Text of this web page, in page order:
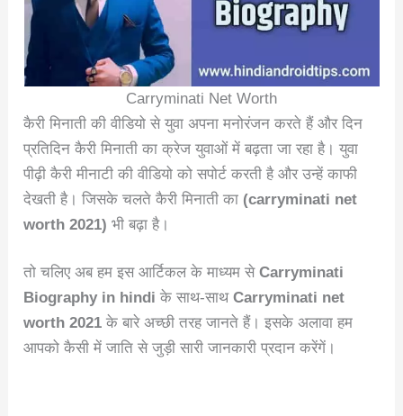
Carryminati Net Worth
कैरी मिनाती की वीडियो से युवा अपना मनोरंजन करते हैं और दिन
प्रतिदिन कैरी मिनाती का क्रेज युवाओं में बढ़ता जा रहा है। युवा
पीढ़ी कैरी मीनाटी की वीडियो को सपोर्ट करती है और उन्हें काफी
देखती है। जिसके चलते कैरी मिनाती का (carryminati net
worth 2021)भी बढ़ा है।
तो चलिए अब हम इस आर्टिकल के माध्यम सेCarryminati
Biography in hindi के साथ-साथCarryminati net
worth 2021 के बारे अच्छी तरह जानते हैं। इसके अलावा हम
आपको कैसी में जाति से जुड़ी सारी जानकारी प्रदान करेंगें।